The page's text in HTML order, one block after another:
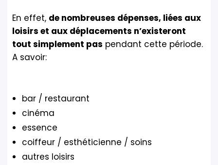
En effet, de nombreuses dépenses, liées aux
loisirs et aux déplacements n’existeront
tout simplement pas pendant cette période.
A savoir:
bar / restaurant
cinéma
essence
coiffeur / esthéticienne / soins
autres loisirs